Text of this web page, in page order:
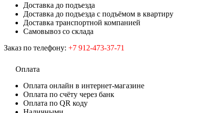
Доставка до подъезда
Доставка до подъезда с подъёмом в квартиру
Доставка транспортной компанией
Самовывоз со склада
Заказ по телефону: +7 912-473-37-71
Оплата
Оплата онлайн в интернет-магазине
Оплата по счёту через банк
Оплата по QR коду